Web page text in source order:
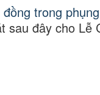
trong
sau đây cho Lễ